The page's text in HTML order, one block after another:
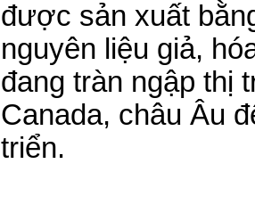
được sản xuất
nguyên liệu giả,
đang tràn ngập thị
Canada, châu Âu
triển.